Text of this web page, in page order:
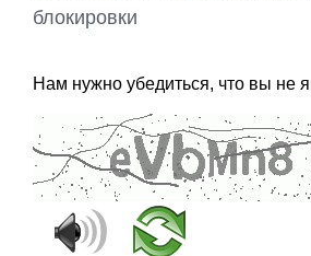
блокировки
Нам нужно убедиться, что вы не